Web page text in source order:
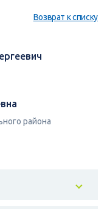
Возврат к списку
района